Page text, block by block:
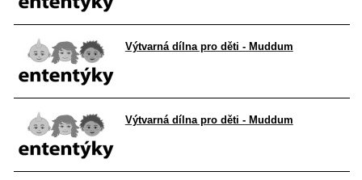
Výtvarná dílna pro děti - Muddum
Výtvarná dílna pro děti - Muddum